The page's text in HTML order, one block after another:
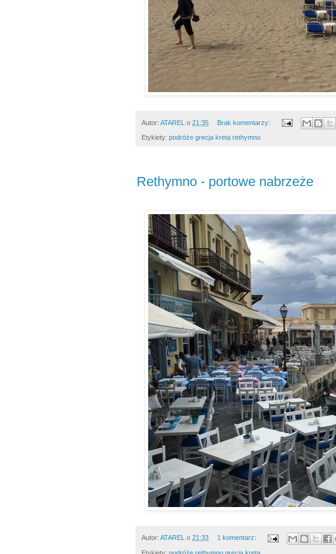
Autor: ATAREL o 21:35 Brak komentarzy:
Etykiety: podróże grecja kreta rethymno
Rethymno - portowe nabrzeże
Autor: ATAREL o 21:33 1 komentarz: